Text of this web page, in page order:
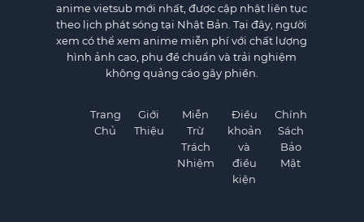
anime vietsub mới nhất, được cập nhật liên tục
theo lịch phát sóng tại Nhật Bản. Tại đây, người
xem có thể xem anime miễn phí với chất lượng
hình ảnh cao, phụ đề chuẩn và trải nghiệm
không quảng cáo gây phiền.
Trang
Chủ
Giới
Thiệu
Miễn
Trừ
Trách
Nhiệm
Điều
khoản
và
điều
kiện
Chính
Sách
Bảo
Mật